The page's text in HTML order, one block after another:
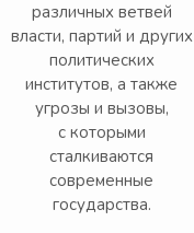
различных ветвей
власти, партий и других
политических
институтов, а также
угрозы и вызовы,
с которыми
сталкиваются
современные
государства.